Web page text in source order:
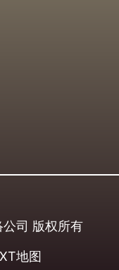
司 版权所有
地图